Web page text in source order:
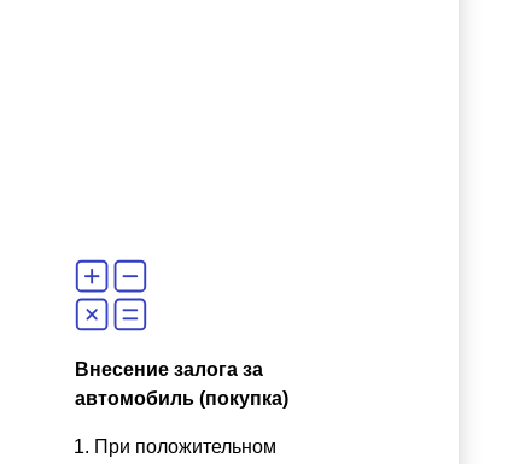
Внесение залога за
автомобиль (покупка)
При положительном